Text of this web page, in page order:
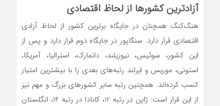
آزادترین کشورها از لحاظ اقتصادی
هنگ‌کنگ همچنان در جایگاه برترین کشور از لحاظ آزادی
اقتصادی قرار دارد. سنگاپور در جایگاه دوم قرار دارد و پس از
این کشور، سوئیس، نیوزیلند، دانمارک، استرالیا، آمریکا،
استونی، موریس و ایرلند رتبه‌های بعدی را با بیشترین امتیاز
کسب کرده‌اند. همچنین رتبه سایر کشورهای بزرگ و مهم نیز
از این قرار است: ژاپن در رتبه 12، کانادا در رتبه 14، انگلستان